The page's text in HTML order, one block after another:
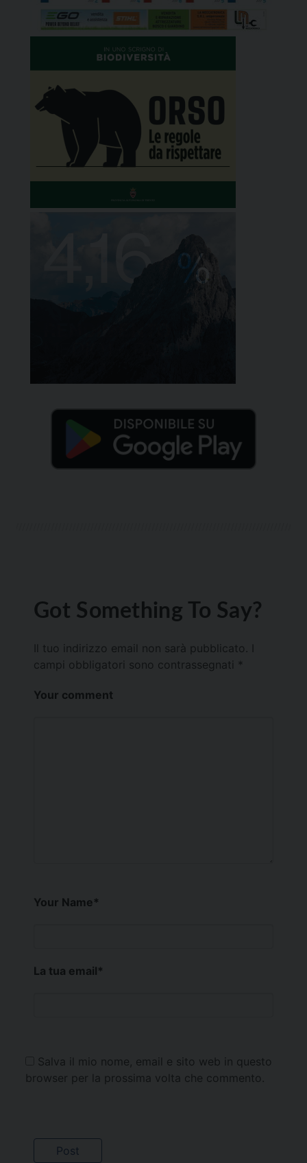
Got Something To Say?
Il tuo indirizzo email non sarà pubblicato.
campi obbligatori sono contrassegnati *
Your comment
Your Name*
La tua email*
Salva il mio nome, email e sito web in questo
browser per la prossima volta che commento.